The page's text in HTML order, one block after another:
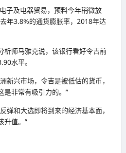
子及电器贸易，预料今年稍微放
年3.8%的通货膨胀率，2018年达
析师马雅克说，该银行看好令吉前
水平。
新兴市场，令吉是被低估的货币，
是非常有吸引力的。”
弹和大选即将到来的经济基本面，
升值。”